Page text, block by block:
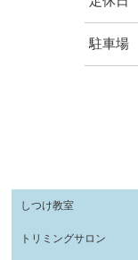
駐車場
しつけ教室
トリミングサロン